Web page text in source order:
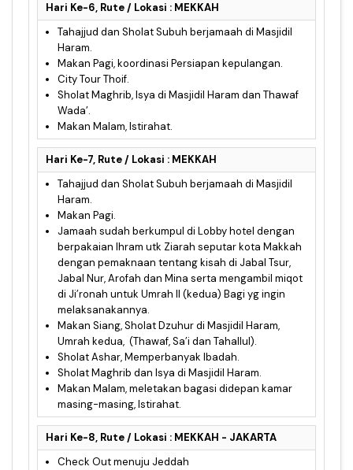
Hari Ke-6, Rute / Lokasi : MEKKAH
Tahajjud dan Sholat Subuh berjamaah di Masjidil
Haram.
Makan Pagi, koordinasi Persiapan kepulangan.
City Tour Thoif.
Sholat Maghrib, Isya di Masjidil Haram dan Thawaf
Wada’.
Makan Malam, Istirahat.
Hari Ke-7, Rute / Lokasi : MEKKAH
Tahajjud dan Sholat Subuh berjamaah di Masjidil
Haram.
Makan Pagi.
Jamaah sudah berkumpul di Lobby hotel dengan
berpakaian Ihram utk Ziarah seputar kota Makkah
dengan pemaknaan tentang kisah di Jabal Tsur,
Jabal Nur, Arofah dan Mina serta mengambil miqot
di Ji’ronah untuk Umrah II (kedua) Bagi yg ingin
melaksanakannya.
Makan Siang, Sholat Dzuhur di Masjidil Haram,
Umrah kedua, (Thawaf, Sa’i dan Tahallul).
Sholat Ashar, Memperbanyak Ibadah.
Sholat Maghrib dan Isya di Masjidil Haram.
Makan Malam, meletakan bagasi didepan kamar
masing-masing, Istirahat.
Hari Ke-8, Rute / Lokasi : MEKKAH - JAKARTA
Check Out menuju Jeddah